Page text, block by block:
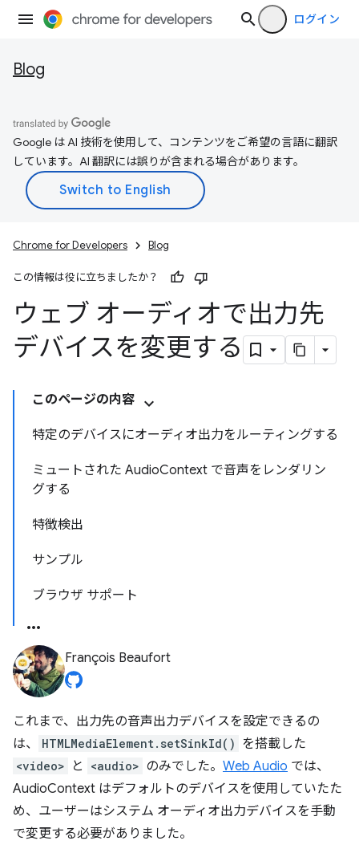
ログイン
Blog
Google は AI 技術を使用して、コンテンツをご希望の言語に翻訳
しています。AI 翻訳には誤りが含まれる場合があります。
Chrome for Developers Blog
この情報は役に立ちましたか？
ウェブ オーディオで出力先
デバイスを変更する
このページの内容
特定のデバイスにオーディオ出力をルーティングする
ミュートされた AudioContext で音声をレンダリン
グする
特徴検出
サンプル
ブラウザ サポート
François Beaufort
これまで、出力先の音声出力デバイスを設定できるの
は、
HTMLMediaElement.setSinkId() を搭載した
<video> と <audio> のみでした。 Web Audio では、
AudioContext はデフォルトのデバイスを使用していたた
め、ユーザーはシステム オーディオ出力デバイスを手動
で変更する必要がありました。